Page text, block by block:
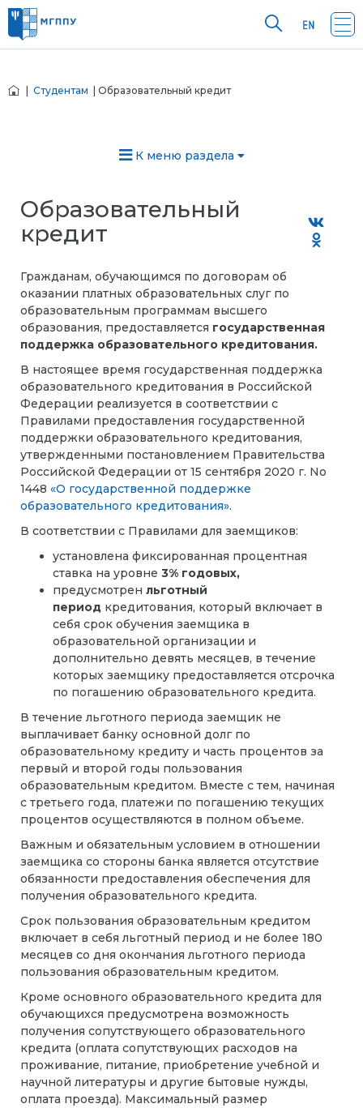
Студентам | Образовательный кредит
К меню раздела
Образовательный
кредит
Гражданам, обучающимся по договорам об
оказании платных образовательных слуг по
образовательным программам высшего
образования, предоставляется государственная
поддержка образовательного кредитования.
В настоящее время государственная поддержка
образовательного кредитования в Российской
Федерации реализуется в соответствии с
Правилами предоставления государственной
поддержки образовательного кредитования,
утвержденными постановлением Правительства
Российской Федерации от 15 сентября 2020 г. No
1448 «О государственной поддержке
образовательного кредитования».
В соответствии с Правилами для заемщиков:
установлена фиксированная процентная
ставка на уровне 3% годовых,
предусмотрен льготный
период кредитования, который включает в
себя срок обучения заемщика в
образовательной организации и
дополнительно девять месяцев, в течение
которых заемщику предоставляется отсрочка
по погашению образовательного кредита.
В течение льготного периода заемщик не
выплачивает банку основной долг по
образовательному кредиту и часть процентов за
первый и второй годы пользования
образовательным кредитом. Вместе с тем, начиная
с третьего года, платежи по погашению текущих
процентов осуществляются в полном объеме.
Важным и обязательным условием в отношении
заемщика со стороны банка является отсутствие
обязанности предоставления обеспечения для
получения образовательного кредита.
Срок пользования образовательным кредитом
включает в себя льготный период и не более 180
месяцев со дня окончания льготного периода
пользования образовательным кредитом.
Кроме основного образовательного кредита для
обучающихся предусмотрена возможность
получения сопутствующего образовательного
кредита (оплата сопутствующих расходов на
проживание, питание, приобретение учебной и
научной литературы и другие бытовые нужды,
оплата проезда). Максимальный размер